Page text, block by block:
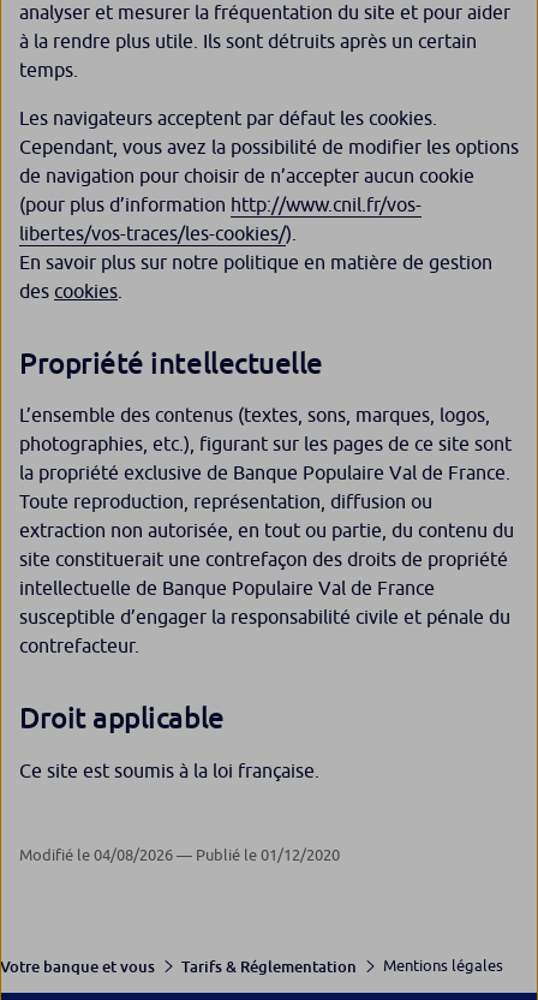
analyser et mesurer la fréquentation du site et pour aider
à la rendre plus utile. Ils sont détruits après un certain
temps.
Les navigateurs acceptent par défaut les cookies.
Cependant, vous avez la possibilité de modifier les options
de navigation pour choisir de n’accepter aucun cookie
(pour plus d’information http://www.cnil.fr/vos-
libertes/vos-traces/les-cookies/).
En savoir plus sur notre politique en matière de gestion
des cookies
Propriété intellectuelle
L’ensemble des contenus (textes, sons, marques, logos,
photographies, etc.), figurant sur les pages de ce site sont
la propriété exclusive de Banque Populaire Val de France.
Toute reproduction, représentation, diffusion ou
extraction non autorisée, en tout ou partie, du contenu du
site constituerait une contrefaçon des droits de propriété
intellectuelle de Banque Populaire Val de France
susceptible d’engager la responsabilité civile et pénale du
contrefacteur.
Droit applicable
Ce site est soumis à la loi française.
Modifié le 04/08/2026 — Publié le 01/12/2020
Votre banque et vous Tarifs & Réglementation Mentions légales